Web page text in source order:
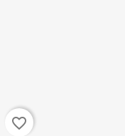
favorite_border